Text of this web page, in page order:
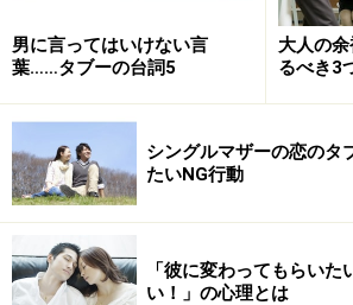
男に言ってはいけない言
葉……タブーの台詞5
大人の
るべき3
シングルマザーの恋の
たいNG行動
「彼に変わってもらい
い！」の心理とは